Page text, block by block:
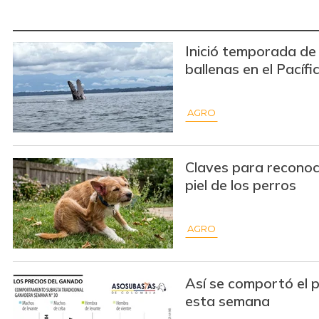
Inició temporada
ballenas en el
AGRO
Claves para
piel de los perros
AGRO
Así se comportó el
esta semana